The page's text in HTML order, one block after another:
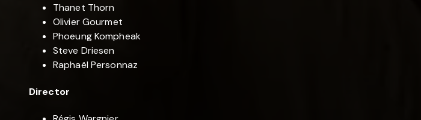
Thanet Thorn
Olivier Gourmet
Phoeung Kompheak
Steve Driesen
Raphaël Personnaz
Director